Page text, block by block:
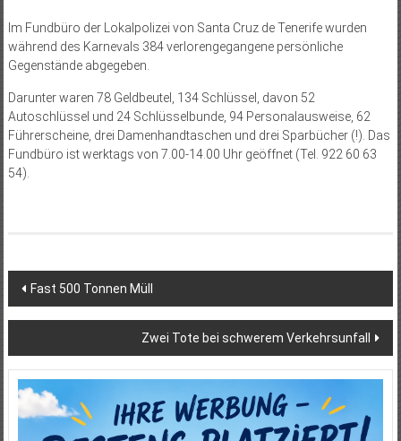
Im Fundbüro der Lokalpolizei von Santa Cruz de Tenerife wurden
während des Karnevals 384 verlorengegangene persönliche
Gegenstände abgegeben.
Darunter waren 78 Geldbeutel, 134 Schlüssel, davon 52
Autoschlüssel und 24 Schlüsselbunde, 94 Personalausweise, 62
Führerscheine, drei Damenhandtaschen und drei Sparbücher (!). Das
Fundbüro ist werktags von 7.00-14.00 Uhr geöffnet (Tel. 922 60 63
54).
Beitragsnavigation
Fast 500 Tonnen Müll
Zwei Tote bei schwerem Verkehrsunfall